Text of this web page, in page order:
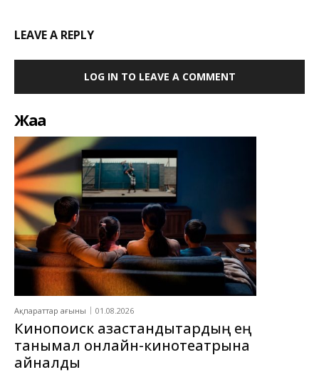
LEAVE A REPLY
LOG IN TO LEAVE A COMMENT
Жаңа
Ақпараттар ағыны 01.08.2026
Кинопоиск қазақстандықтардың ең
танымал онлайн-кинотеатрына
айналды